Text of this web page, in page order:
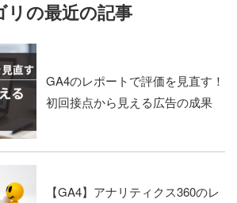
リの最近の記事
GA4のレポートで評価を見直す！
初回接点から見える広告の成果
【GA4】アナリティクス360のレ